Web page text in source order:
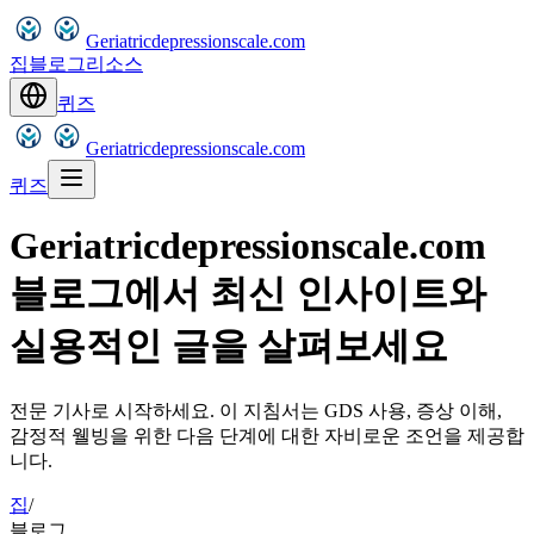
Geriatricdepressionscale.com
집블로그리소스
퀴즈
Geriatricdepressionscale.com
퀴즈
Geriatricdepressionscale.com
블로그에서 최신 인사이트와
실용적인 글을 살펴보세요
전문 기사로 시작하세요. 이 지침서는 GDS 사용, 증상 이해,
감정적 웰빙을 위한 다음 단계에 대한 자비로운 조언을 제공합
니다.
집/
블로그